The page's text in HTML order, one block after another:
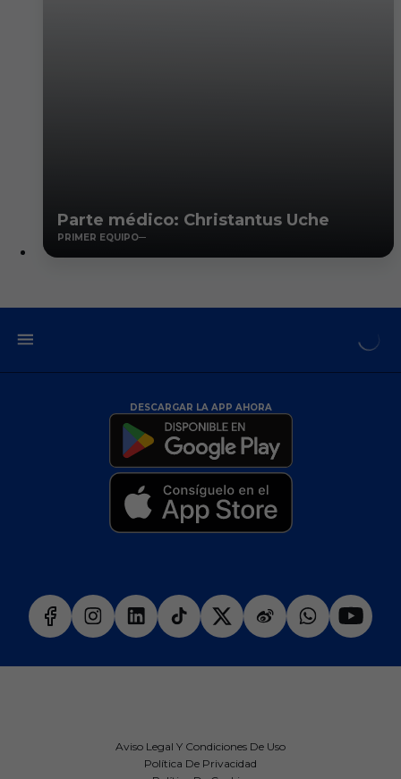
Parte médico: Christantus Uche
PRIMER EQUIPO
DESCARGAR LA APP AHORA
Aviso Legal Y Condiciones De Uso
Política De Privacidad